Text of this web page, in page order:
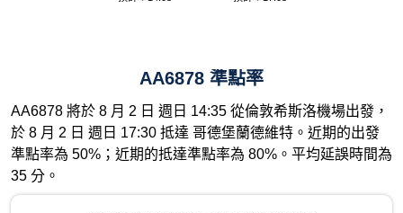
AA6878 準點率
AA6878 將於 8 月 2 日 週日 14:35 從倫敦希斯洛機場出發，
於 8 月 2 日 週日 17:30 抵達 哥德堡蘭德維特。近期的出發
準點率為 50%；近期的抵達準點率為 80%。平均延誤時間為
35 分。